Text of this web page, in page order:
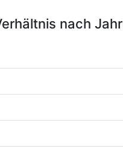
nach Jahr